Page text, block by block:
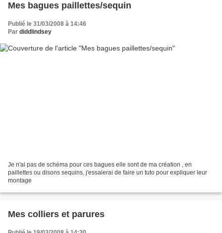
Mes bagues paillettes/sequin
Publié le 31/03/2008 à 14:46
Par diddlindsey
Je n'ai pas de schéma pour ces bagues elle sont de ma création , en
paillettes ou disons sequins, j'essaierai de faire un tuto pour expliquer leur
montage
Mes colliers et parures